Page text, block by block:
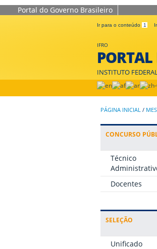
Portal do Governo Brasileiro
Ir para o conteúdo 1
IFRO
PORTAL
INSTITUTO
PÁGINA INICIAL /
CONCURSO
Técnico
Docentes
SELEÇÃO
Unificado